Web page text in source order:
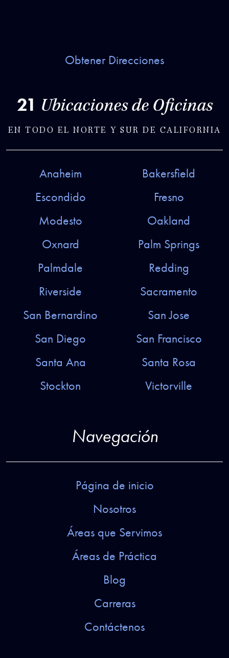
Obtener Direcciones
21 Ubicaciones de Oficinas
EN TODO EL NORTE Y SUR DE CALIFORNIA
Anaheim
Bakersfield
Escondido
Fresno
Modesto
Oakland
Oxnard
Palm Springs
Palmdale
Redding
Riverside
Sacramento
San Bernardino
San Jose
San Diego
San Francisco
Santa Ana
Santa Rosa
Stockton
Victorville
Navegación
Página de inicio
Nosotros
Áreas que Servimos
Áreas de Práctica
Blog
Carreras
Contáctenos